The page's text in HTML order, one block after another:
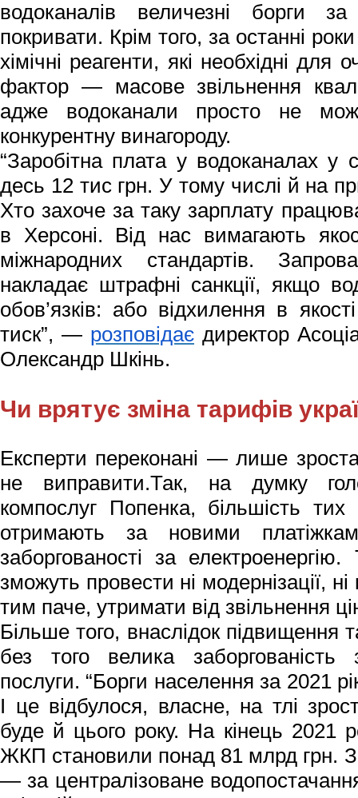
водоканалів величезні борги
покривати. Крім того, за останні
хімічні реагенти, які необхідні
фактор — масове звільнення
адже водоканали просто не
конкурентну винагороду.
“Заробітна плата у водоканалах у
десь 12 тис грн. У тому числі й на
Хто захоче за таку зарплату
в Херсоні. Від нас вимагають
міжнародних стандартів.
накладає штрафні санкції, якщо
обов’язків: або відхилення в
тиск”, — розповідає директор
Олександр Шкінь.
Чи врятує зміна тарифів
Експерти переконані — лише
не виправити.Так, на думку
компослуг Попенка, більшість тих
отримають за новими
заборгованості за
зможуть провести ні модернізації, ні
тим паче, утримати від звільнення
Більше того, внаслідок підвищення
без того велика заборгованість
послуги. “Борги населення за 2021
І це відбулося, власне, на тлі
буде й цього року. На кінець 2021
ЖКП становили понад 81 млрд грн.
— за централізоване